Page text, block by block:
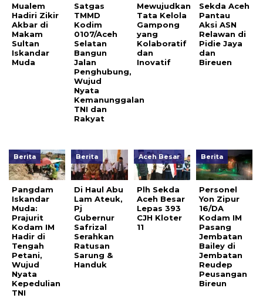
Mualem
Hadiri Zikir
Akbar di
Makam
Sultan
Iskandar
Muda
Satgas
TMMD
Kodim
0107/Aceh
Selatan
Bangun
Jalan
Penghubung,
Wujud
Nyata
Kemanunggalan
TNI dan
Rakyat
Mewujudkan
Tata Kelola
Gampong
yang
Kolaboratif
dan
Inovatif
Sekda Aceh
Pantau
Aksi ASN
Relawan di
Pidie Jaya
dan
Bireuen
Berita
Pangdam
Iskandar
Muda:
Prajurit
Kodam IM
Hadir di
Tengah
Petani,
Wujud
Nyata
Kepedulian
TNI
Berita
Di Haul Abu
Lam Ateuk,
Pj
Gubernur
Safrizal
Serahkan
Ratusan
Sarung &
Handuk
Aceh Besar
Plh Sekda
Aceh Besar
Lepas 393
CJH Kloter
11
Berita
Personel
Yon Zipur
16/DA
Kodam IM
Pasang
Jembatan
Bailey di
Jembatan
Reudep
Peusangan
Bireun